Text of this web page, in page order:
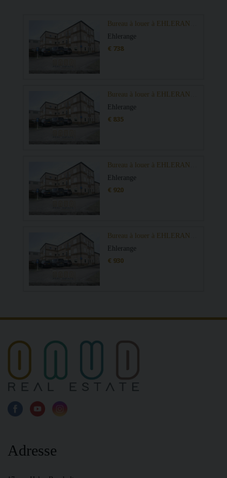
Ehlerange
€ 738
Ehlerange
€ 835
Ehlerange
€ 920
Ehlerange
€ 930
Adresse